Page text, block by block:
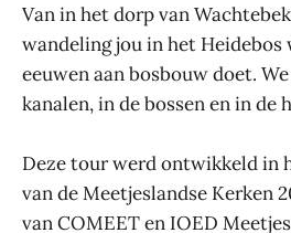
Van in het dorp van
wandeling jou in het Heidebos
eeuwen aan bosbouw doet.
kanalen, in de bossen en in de
Deze tour werd ontwikkeld in
van de Meetjeslandse Kerken
van COMEET en IOED